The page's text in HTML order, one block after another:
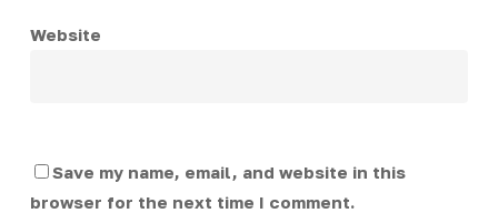
Website
Save my name, email, and website in this
browser for the next time I comment.